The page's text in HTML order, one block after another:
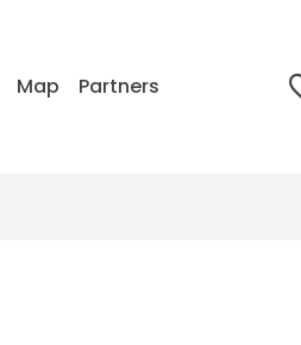
Map Partners